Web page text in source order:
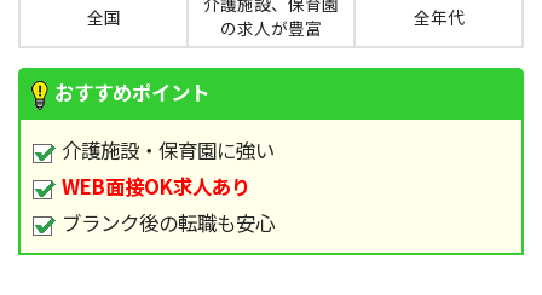
全国
の求人が豊富
全年代
おすすめポイント
介護施設・保育園に強い
WEB面接OK求人あり
ブランク後の転職も安心